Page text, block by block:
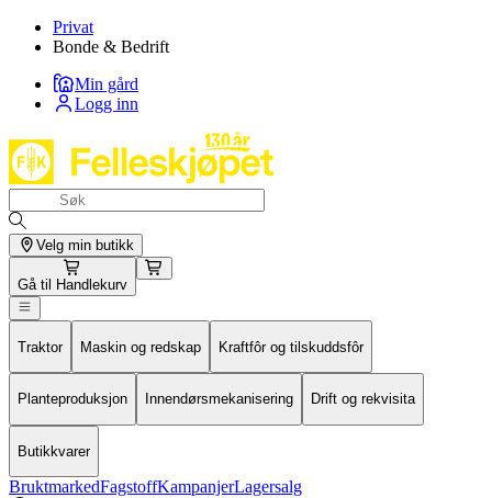
Privat
Bonde & Bedrift
Min gård
Logg inn
Velg min butikk
Gå til Handlekurv
Traktor Maskin og redskap Kraftfôr og tilskuddsfôr
Planteproduksjon Innendørsmekanisering Drift og rekvisita
Butikkvarer
BruktmarkedFagstoffKampanjerLagersalg